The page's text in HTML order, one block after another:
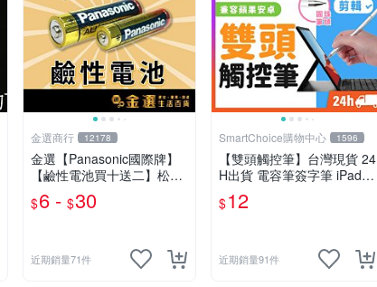
金選商行 12178
金選【Panasonic國際牌】
【鹼性電池買十送二】松下
鈦元素EVOLTA ALKALINE
3號電池 4號電池 鈕扣
$6 - $30
近期銷量71件
SmartChoice購物中心 1596
【雙頭觸控筆】台灣現貨 24
H出貨 電容筆簽字筆 iPad觸
控筆 手機觸控筆 二合一觸
碰筆 平板觸控筆 繪圖筆 手
$12
近期銷量91件